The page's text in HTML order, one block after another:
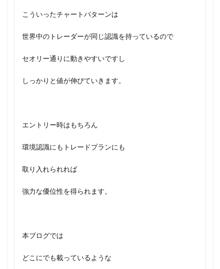
こういったチャートパターンは
世界中のトレーダーが同じ認識を持っているので
セオリー通りに動きやすいですし
しっかりと値が伸びていきます。
エントリー時はもちろん
環境認識にもトレードプランにも
取り入れられれば
強力な優位性を得られます。
本ブログでは
どこにでも載っているような